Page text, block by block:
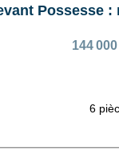
Possesse :
144
6